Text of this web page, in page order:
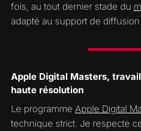
fois, au tout dernier stade du
adapté au support de diffusion.
Apple Digital Masters,
haute résolution
Le programme Apple Digital
technique strict. Je respecte